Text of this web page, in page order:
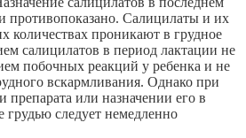
противопоказано. Салицилаты и их
количествах проникают в грудное
салицилатов в период лактации не
побочных реакций у ребенка и не
вскармливания. Однако при
или назначении его в
грудью следует немедленно